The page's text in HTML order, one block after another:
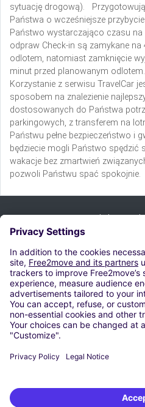
sytuację drogową).
Państwa o wcześniejsze
Państwo wystarczająco czasu na
odpraw Check-in są zamykane
odlotem, natomiast zamknięcie
minut przed planowanym
Korzystanie z serwisu TravelCar
sposobem na znalezienie
dostosowanych do Państwa
parkingowych, z transferem na
Państwu pełne bezpieczeństwo i
będziecie mogli Państwo spędzić
wakacje bez zmartwień
pozwoli Państwu spać spokojnie.
Prijavi se na bilten i